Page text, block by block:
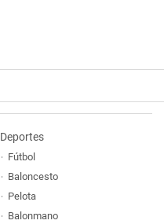
Deportes
Fútbol
Baloncesto
Pelota
Balonmano